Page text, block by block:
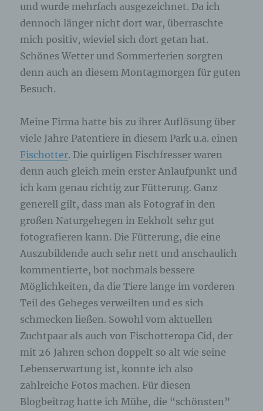
und wurde mehrfach ausgezeichnet. Da ich
dennoch länger nicht dort war, überraschte
mich positiv, wieviel sich dort getan hat.
Schönes Wetter und Sommerferien sorgten
denn auch an diesem Montagmorgen für guten
Besuch.
Meine Firma hatte bis zu ihrer Auflösung über
viele Jahre Patentiere in diesem Park u.a. einen
Fischotter. Die quirligen Fischfresser waren
denn auch gleich mein erster Anlaufpunkt und
ich kam genau richtig zur Fütterung. Ganz
generell gilt, dass man als Fotograf in den
großen Naturgehegen in Eekholt sehr gut
fotografieren kann. Die Fütterung, die eine
Auszubildende auch sehr nett und anschaulich
kommentierte, bot nochmals bessere
Möglichkeiten, da die Tiere lange im vorderen
Teil des Geheges verweilten und es sich
schmecken ließen. Sowohl vom aktuellen
Zuchtpaar als auch von Fischotteropa Cid, der
mit 26 Jahren schon doppelt so alt wie seine
Lebenserwartung ist, konnte ich also
zahlreiche Fotos machen. Für diesen
Blogbeitrag hatte ich Mühe, die “schönsten”